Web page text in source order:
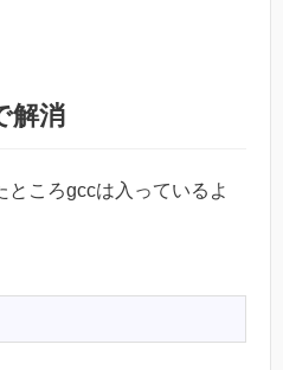
解消
ころgccは入っているよ